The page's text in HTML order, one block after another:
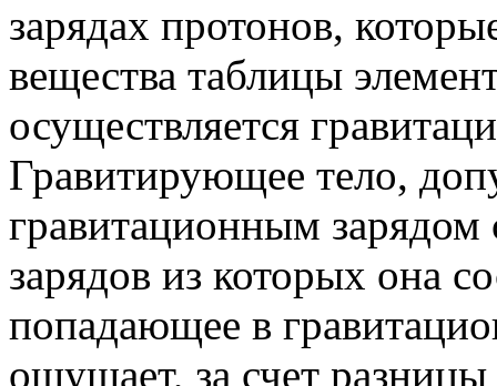
зарядах протонов,
вещества таблицы
осуществляется
Гравитирующее тело,
гравитационным
зарядов из которых она
попадающее в
ощущает, за счет